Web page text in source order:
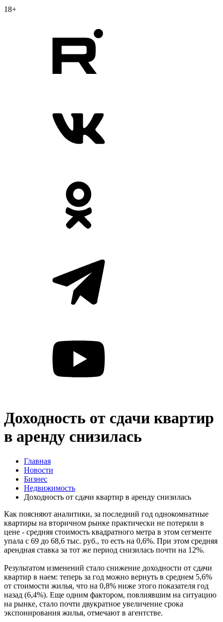
18+
Доходность от сдачи квартир
в аренду снизилась
Главная
Новости
Бизнес
Недвижимость
Доходность от сдачи квартир в аренду снизилась
Как поясняют аналитики, за последний год однокомнатные
квартиры на вторичном рынке практически не потеряли в
цене - средняя стоимость квадратного метра в этом сегменте
упала с 69 до 68,6 тыс. руб., то есть на 0,6%. При этом средняя
арендная ставка за тот же период снизилась почти на 12%.
Результатом изменений стало снижение доходности от сдачи
квартир в наем: теперь за год можно вернуть в среднем 5,6%
от стоимости жилья, что на 0,8% ниже этого показателя год
назад (6,4%). Еще одним фактором, повлиявшим на ситуацию
на рынке, стало почти двукратное увеличение срока
экспонирования жилья, отмечают в агентстве.